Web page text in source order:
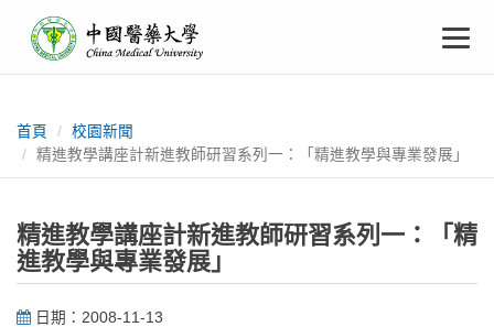
要
中
國
醫
藥
大
學
首頁
校園新聞
精進教學講座計新進教師研習系列一：「精進教學與專業發展」
精進教學講座計新進教師研習系列一：「精
進教學與專業發展」
日期：2008-11-13